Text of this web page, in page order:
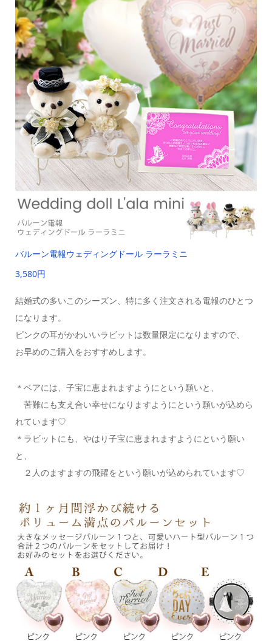
バルーン電報ウェディングドール ラーラミニ
3,580円
結婚式の多いこのシーズン、特に多く注文される電報のひとつ
になります。
ピンクの耳がかわいいラビットは数量限定になりますので、
お早めのご購入をおすすめします。
＊ベアには、子宝に恵まれますようにという願いと、
苦難にも支え合い幸せになりますようにという願いが込めら
れています♡
＊ラビットにも、やはり子宝に恵まれますようにという願い
と、
２人のますますの飛躍をという願いが込められています♡